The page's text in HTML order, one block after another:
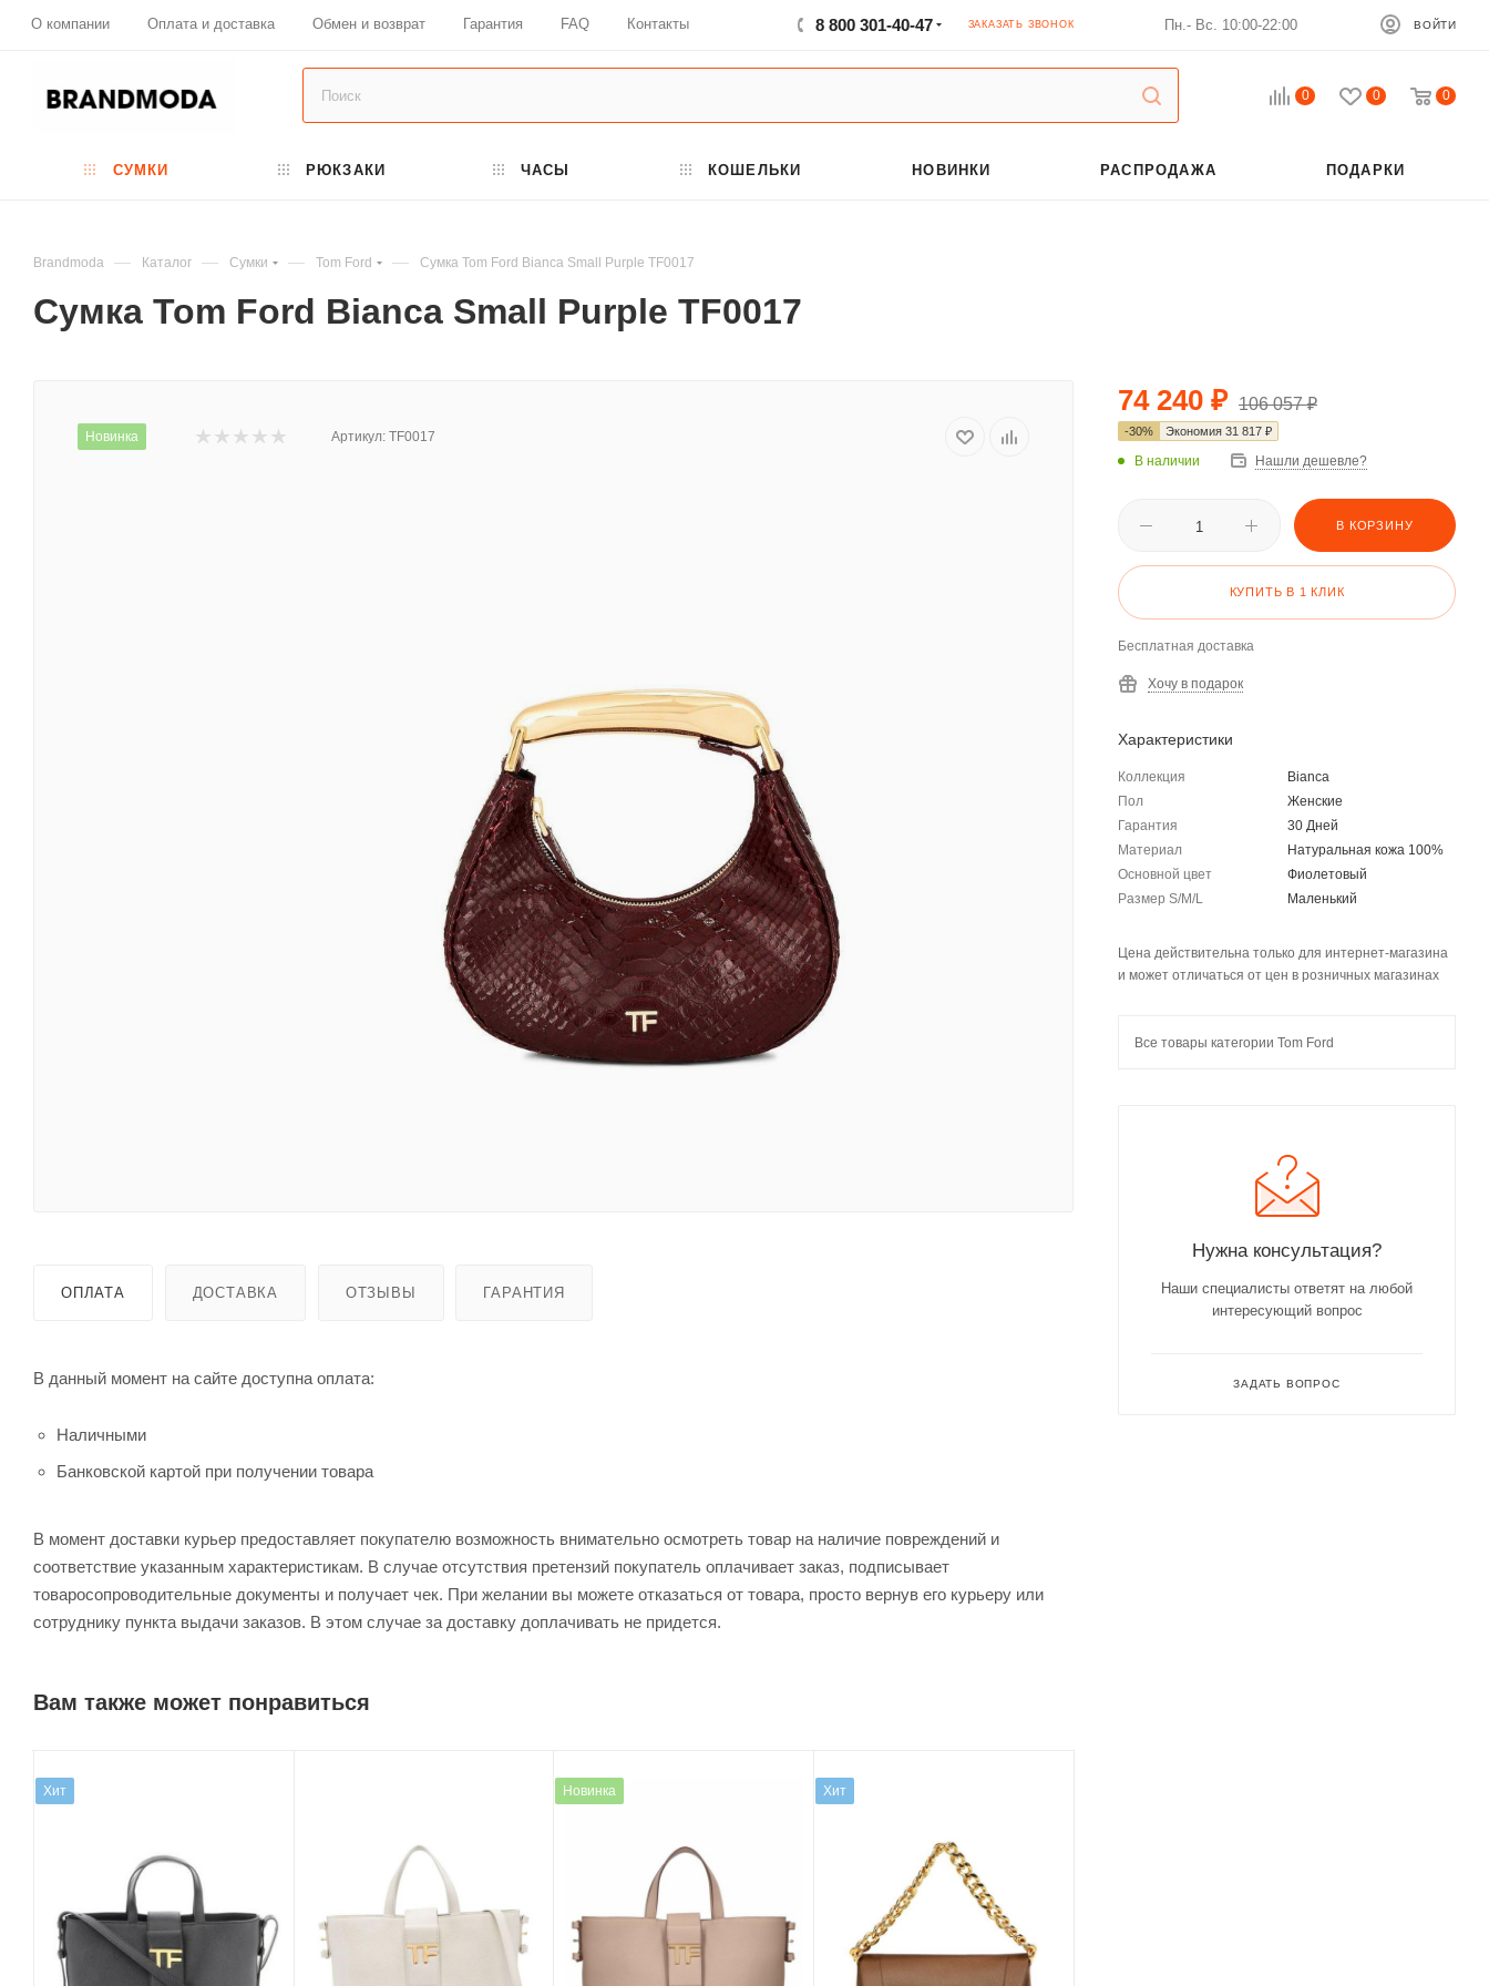
О компании Оплата и доставка Обмен и возврат Гарантия FAQ Контакты 8 800 301-40-47 ЗАКАЗАТЬ ЗВОНОК Пн.- Вс. 10:00-22:00 ВОЙТИ
0 0 0
СУМКИ РЮКЗАКИ ЧАСЫ КОШЕЛЬКИ НОВИНКИ РАСПРОДАЖА ПОДАРКИ
Brandmoda — Каталог — Сумки — Tom Ford — Сумка Tom Ford Bianca Small Purple TF0017
Сумка Tom Ford Bianca Small Purple TF0017
Новинка Артикул: TF0017
ОПЛАТА ДОСТАВКА ОТЗЫВЫ ГАРАНТИЯ
В данный момент на сайте доступна оплата:
Наличными
Банковской картой при получении товара
В момент доставки курьер предоставляет покупателю возможность внимательно осмотреть товар на наличие повреждений и
соответствие указанным характеристикам. В случае отсутствия претензий покупатель оплачивает заказ, подписывает
товаросопроводительные документы и получает чек. При желании вы можете отказаться от товара, просто вернув его курьеру или
сотруднику пункта выдачи заказов. В этом случае за доставку доплачивать не придется.
Вам также может понравиться
Хит Новинка Хит
74 240 ₽ 106 057₽
-30% Экономия 31 817 ₽
В наличии Нашли дешевле?
В КОРЗИНУ
КУПИТЬ В 1 КЛИК
Бесплатная доставка
Хочу в подарок
Характеристики
Коллекция
Bianca
Пол
Женские
Гарантия
30 Дней
Материал
Натуральная кожа 100%
Основной цвет
Фиолетовый
Размер S/M/L
Маленький
Цена действительна только для интернет-магазина
и может отличаться от цен в розничных магазинах
Все товары категории Tom Ford
Нужна консультация?
Наши специалисты ответят на любой
интересующий вопрос
ЗАДАТЬ ВОПРОС